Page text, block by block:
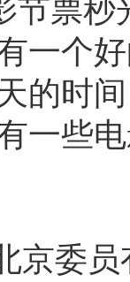
节票
一个
的时
一些
京委